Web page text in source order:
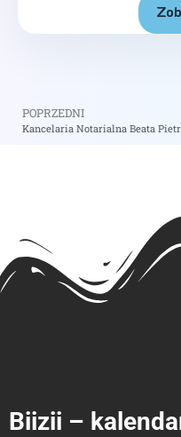
POPRZEDNI
Biizii –